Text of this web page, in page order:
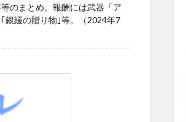
のまとめ。報酬には武器「ア
銀緩の贈り物｣等。（2024年7